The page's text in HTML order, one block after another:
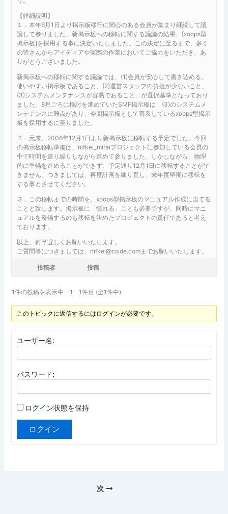
【詳細説明】
１．本年6月1日より掲示板移行に関心のある会員が集まり継続して議
論して参りました、新掲示板への移転に関する議論の結果、[xoops型
掲示板]を採用する事に決定いたしました。この決定に至るまで、多く
の皆さんからアイディアや実際の作業においてご協力をいただき、あ
りがとうございました。
新掲示板への移転に関する議論では、(1)会員が安心して書き込める、
使いやすい掲示板であること、(2)運営スタッフの負担が少ないこと、
(3)システムメンテナンスが容易であること、が選択基準となっており
ました。8月ごろに検討を進めていたSMF掲示板は、(3)のシステムメ
ンテナンスに難点があり、今回掲示板として普及しているxoops型掲示
板を採用するに至りました。
２．元来、2006年12月1日より新掲示板に移転する予定でした。今回
の掲示板移転準備は、nifkei_miraiプロジェクトに参加している会員の
中で時間を遣り繰りしながら進めて参りました。しかしながら、物理
的に準備を進めることができず、予定通り12月1日に移転することがで
きません。つきましては、再度計画を練り直し、来年度早期に移転を
する事とさせてください。
３．この移転までの時間を、xoops型掲示板のマニュアル作成に当てる
ことと致します。掲示板に「慣れる」ことも必要ですが、同時にマニ
ュアルを整備するのも移転を決めたプロジェクトの責任であると考え
ております。
以上、何卒宜しくお願いいたします。
ご質問等につきましては、nifkei@cside.comまでお願いいたします。
投稿者 投稿
1件の投稿を表示中 - 1 - 1件目 (全1件中)
このトピックに返信するにはログインが必要です。
ユーザー名:
パスワード:
ログイン状態を保持
ログイン
次